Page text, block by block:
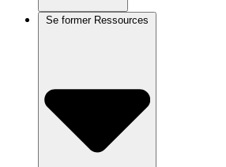
Se former